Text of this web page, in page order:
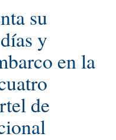
su
y
en la
de